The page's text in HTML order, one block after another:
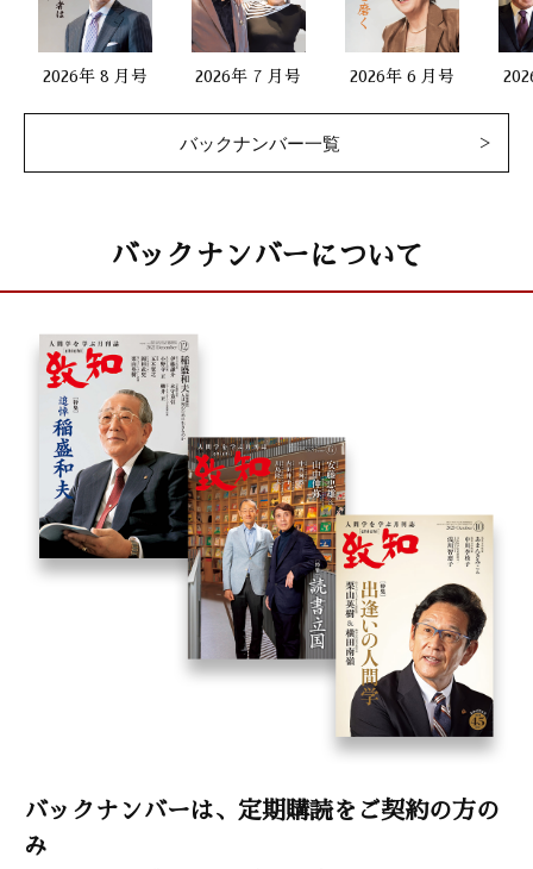
2026年 8 月号 2026年 7 月号 2026年 6 月号
バックナンバー一覧
バックナンバーについて
バックナンバーは、定期購読をご契約の方の
み